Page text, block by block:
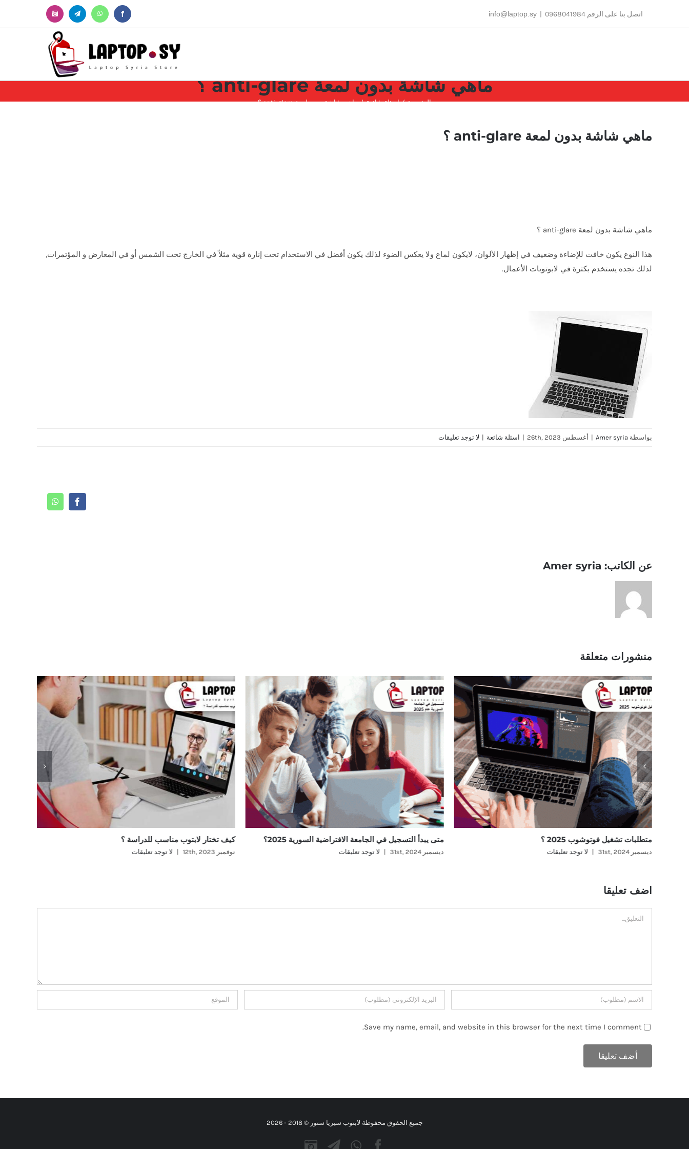
اتصل بنا على الرقم 0968041984 |
info@laptop.sy
Facebook
WhatsApp
Telegram
Instagram
ماهي شاشة بدون لمعة anti-glare ؟
الرئيسية اسئلة شائعة ماهي شاشة بدون لمعة anti-glare ؟
ماهي شاشة بدون لمعة anti-glare ؟
ماهي شاشة بدون لمعة anti-glare ؟
هذا النوع يكون خافت للإضاءة وضعيف في إظهار الألوان، لايكون لماع ولا يعكس الضوء لذلك يكون أفضل في الاستخدام تحت إنارة قوية مثلاً في الخارج تحت الشمس أو في المعارض و المؤتمرات,
لذلك تجده يستخدم بكثرة في لابوتوبات الأعمال.
بواسطة Amer syria
| أغسطس 26th, 2023 | اسئلة شائعة | لا توجد تعليقات
Facebook
WhatsApp
عن الكاتب: Amer syria
منشورات متعلقة
متطلبات تشغيل فوتوشوب 2025 ؟
ديسمبر 31st, 2024 | لا توجد تعليقات
متى يبدأ التسجيل في الجامعة الافتراضية السورية 2025؟
ديسمبر 31st, 2024 | لا توجد تعليقات
كيف تختار لابتوب مناسب للدراسة ؟
نوفمبر 12th, 2023 | لا توجد تعليقات
اضف تعليقا
تعليق
Save my name, email, and website in this browser for the next time I comment.
جميع الحقوق محفوظة لابتوب سيريا ستور © 2018 - 2026
Facebook
WhatsApp
Telegram